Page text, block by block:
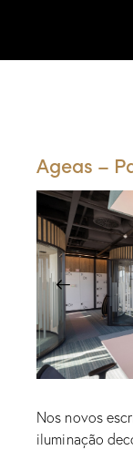
Ageas –
Nos novos
iluminação